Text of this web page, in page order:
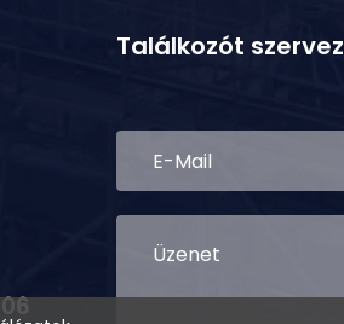
Találkozót szervez